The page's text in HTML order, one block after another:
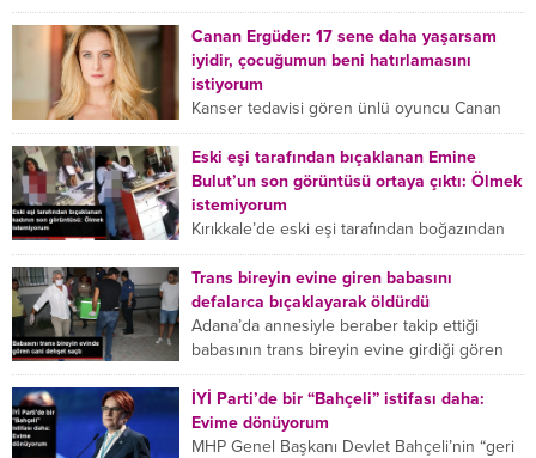
dayısı Hızır Tunç Çetinkaya (19) tutuklandı.
Çetinkaya, ifadesinde...
Canan Ergüder: 17 sene daha yaşarsam
iyidir, çocuğumun beni hatırlamasını
istiyorum
Kanser tedavisi gören ünlü oyuncu Canan
Ergüder, hastalık sürecini anlattı: Meme
kanserine yakalanan ünlü oyuncu Canan
Ergüder aklıma ilk ölümün...
Eski eşi tarafından bıçaklanan Emine
Bulut’un son görüntüsü ortaya çıktı: Ölmek
istemiyorum
Kırıkkale’de eski eşi tarafından boğazından
bıçaklanan Emine Bulut’un “Ben ölmek
istemiyorum” demesi ve yanında bulunan 10
yaşındaki kızının “Anne lütfen...
Trans bireyin evine giren babasını
defalarca bıçaklayarak öldürdü
Adana’da annesiyle beraber takip ettiği
babasının trans bireyin evine girdiği gören
cani, babasını vücudunun çeşitli yerlerinden
bıçaklayarak öldürdü. Adana’da bir...
İYİ Parti’de bir “Bahçeli” istifası daha:
Evime dönüyorum
MHP Genel Başkanı Devlet Bahçeli’nin “geri